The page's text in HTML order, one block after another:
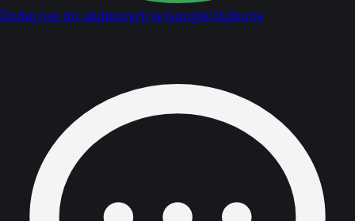
Dodaj nas do ulubionych w GoogleUlubione